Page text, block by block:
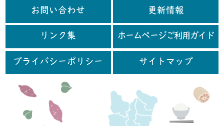
お問い合わせ 更新情報
リンク集 ホームページご利用ガイド
プライバシーポリシー サイトマップ